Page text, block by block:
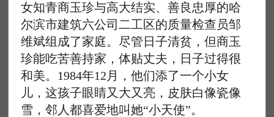
女知青商玉珍与高大结实、善良忠厚的哈
尔滨市建筑六公司二工区的质量检查员邹
维斌组成了家庭。尽管日子清贫，但商玉
珍能吃苦善持家，体贴丈夫，日子过得很
和美。1984年12月，他们添了一个小女
儿，这孩子眼睛又大又亮，皮肤白像瓷像
雪，邻人都喜爱地叫她“小天使”。